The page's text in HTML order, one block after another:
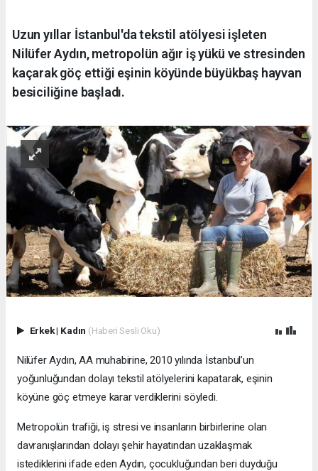
Uzun yıllar İstanbul'da tekstil atölyesi işleten
Nilüfer Aydın, metropolün ağır iş yükü ve stresinden
kaçarak göç ettiği eşinin köyünde büyükbaş hayvan
besiciliğine başladı.
Erkek| Kadın (Haberi Sesli Oku)
Nilüfer Aydın, AA muhabirine, 2010 yılında İstanbul’un
yoğunluğundan dolayı tekstil atölyelerini kapatarak, eşinin
köyüne göç etmeye karar verdiklerini söyledi.
Metropolün trafiği, iş stresi ve insanların birbirlerine olan
davranışlarından dolayı şehir hayatından uzaklaşmak
istediklerini ifade eden Aydın, çocukluğundan beri duyduğu